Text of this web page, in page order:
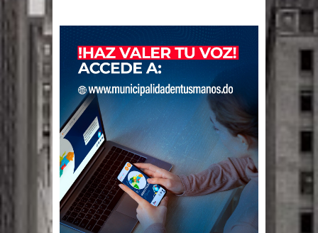
muertos
Heridos y edificios colapsados tras
terremoto de magnitud 7,1 en Japón
Poder Ejecutivo promulga
modificaciones al nuevo Código Penal
Diputado Félix Michell Rodríguez